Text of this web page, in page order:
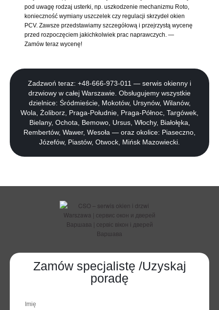
pod uwagę rodzaj usterki, np. uszkodzenie mechanizmu Roto,
konieczność wymiany uszczelek czy regulacji skrzydeł okien
PCV. Zawsze przedstawiamy szczegółową i przejrzystą wycenę
przed rozpoczęciem jakichkolwiek prac naprawczych. —
Zamów teraz wycenę!
Zadzwoń teraz: +48-666-973-011 — serwis okienny i
drzwiowy w całej Warszawie. Obsługujemy wszystkie
dzielnice: Śródmieście, Mokotów, Ursynów, Wilanów,
Wola, Żoliborz, Praga-Południe, Praga-Północ, Targówek,
Bielany, Ochota, Bemowo, Ursus, Włochy, Białołęka,
Rembertów, Wawer, Wesoła — oraz okolice: Piaseczno,
Józefów, Piastów, Otwock, Mińsk Mazowiecki.
Zamów specjalistę /Uzyskaj
poradę